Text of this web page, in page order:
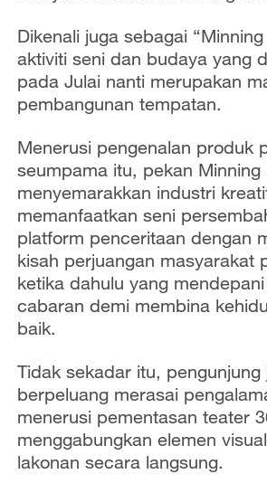
V
i
d
e
o
Dikenali juga sebagai
aktiviti seni dan budaya yang
pada Julai nanti merupakan
pembangunan tempatan.
Menerusi pengenalan produk
seumpama itu, pekan Minning
menyemarakkan industri
memanfaatkan seni
platform penceritaan dengan
kisah perjuangan masyarakat
ketika dahulu yang
cabaran demi membina
baik.
Tidak sekadar itu, pengunjung
berpeluang merasai
menerusi pementasan teater
menggabungkan elemen
lakonan secara langsung.